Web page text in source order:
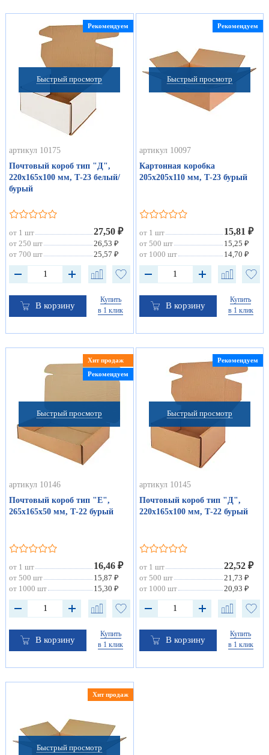
Быстрый просмотр
Рекомендуем
артикул 10175
Почтовый короб тип "Д",
220х165х100 мм, Т-23 белый/
бурый
от 1 шт 27,50 ₽
от 250 шт
26,53 ₽
от 700 шт
25,57 ₽
В корзину
Купить
в 1 клик
Быстрый просмотр
Рекомендуем
артикул 10097
Картонная коробка
205х205х110 мм, Т-23 бурый
от 1 шт 15,81 ₽
от 500 шт
15,25 ₽
от 1000 шт
14,70 ₽
В корзину
Купить
в 1 клик
Быстрый просмотр
Хит продаж
Рекомендуем
артикул 10146
Почтовый короб тип "Е",
265х165х50 мм, Т-22 бурый
от 1 шт 16,46 ₽
от 500 шт
15,87 ₽
от 1000 шт
15,30 ₽
В корзину
Купить
в 1 клик
Быстрый просмотр
Рекомендуем
артикул 10145
Почтовый короб тип "Д",
220х165х100 мм, Т-22 бурый
от 1 шт 22,52 ₽
от 500 шт
21,73 ₽
от 1000 шт
20,93 ₽
В корзину
Купить
в 1 клик
Быстрый просмотр
Хит продаж